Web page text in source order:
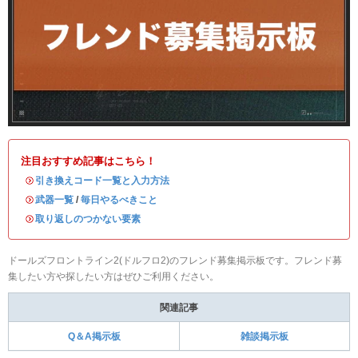
注目おすすめ記事はこちら！
・ 引き換えコード一覧と入力方法
・武器一覧 / 毎日やるべきこと
・取り返しのつかない要素
ドールズフロントライン2(ドルフロ2)のフレンド募集掲示板です。フレンド募
集したい方や探したい方はぜひご利用ください。
関連記事
Q＆A掲示板 雑談掲示板